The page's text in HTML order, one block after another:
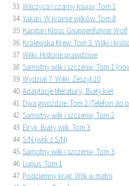
Wilczyca i czarny książę. Tom 1
Yakari. W krainie wilków. Tom 8
Kapitan Kloss. Gruppenführer Wolf
Królewska Krew. Tom 3. Wilki i
Wilki. Historie prawdziwe
Samotny wilk i szczenię. Tom 1
Wydział 7. Wilki. Zeszyt 10
Adaptacje literatury, Biały kieł
Dwa gwoździe. Tom 2 (Telefon do
Samotny wilk i szczenię. Tom 2
Elryk. Biały wilk. Tom 3
S/N (wilk z S/N)
Samotny wilk i szczenię. Tom 3
Lupus. Tom 1
Podziemny krąg. Wilk w matni